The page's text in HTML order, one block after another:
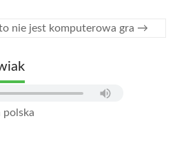
nie jest komputerowa gra →